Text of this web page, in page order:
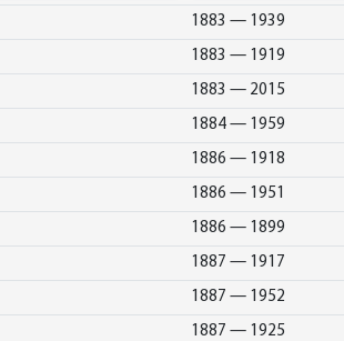
1883 — 1939
1883 — 1919
1883 — 2015
1884 — 1959
1886 — 1918
1886 — 1951
1886 — 1899
1887 — 1917
1887 — 1952
1887 — 1925